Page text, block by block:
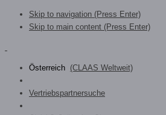
Skip to navigation (Press Enter)
Skip to main content (Press Enter)
Österreich (CLAAS Weltweit)
Vertriebspartnersuche